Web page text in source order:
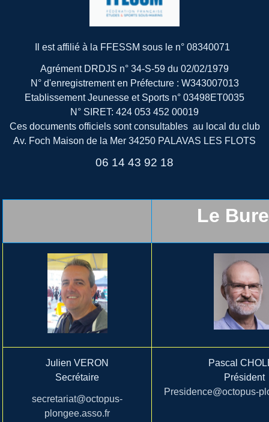
Il est affilié à la FFESSM sous le n° 08340071
Agrément DRDJS n° 34-S-59 du 02/02/1979
N° d'enregistrement en Préfecture : W343007013
Etablissement Jeunesse et Sports n° 03498ET0035
N° SIRET: 424 053 452 00019
Ces documents officiels sont consultables au local du club
Av. Foch Maison de la Mer 34250 PALAVAS LES FLOTS
06 14 43 92 18
Le
Julien VERON
Secrétaire
secretariat@octopus-
plongee.asso.fr
Pascal
Président
Presidence@octopus-